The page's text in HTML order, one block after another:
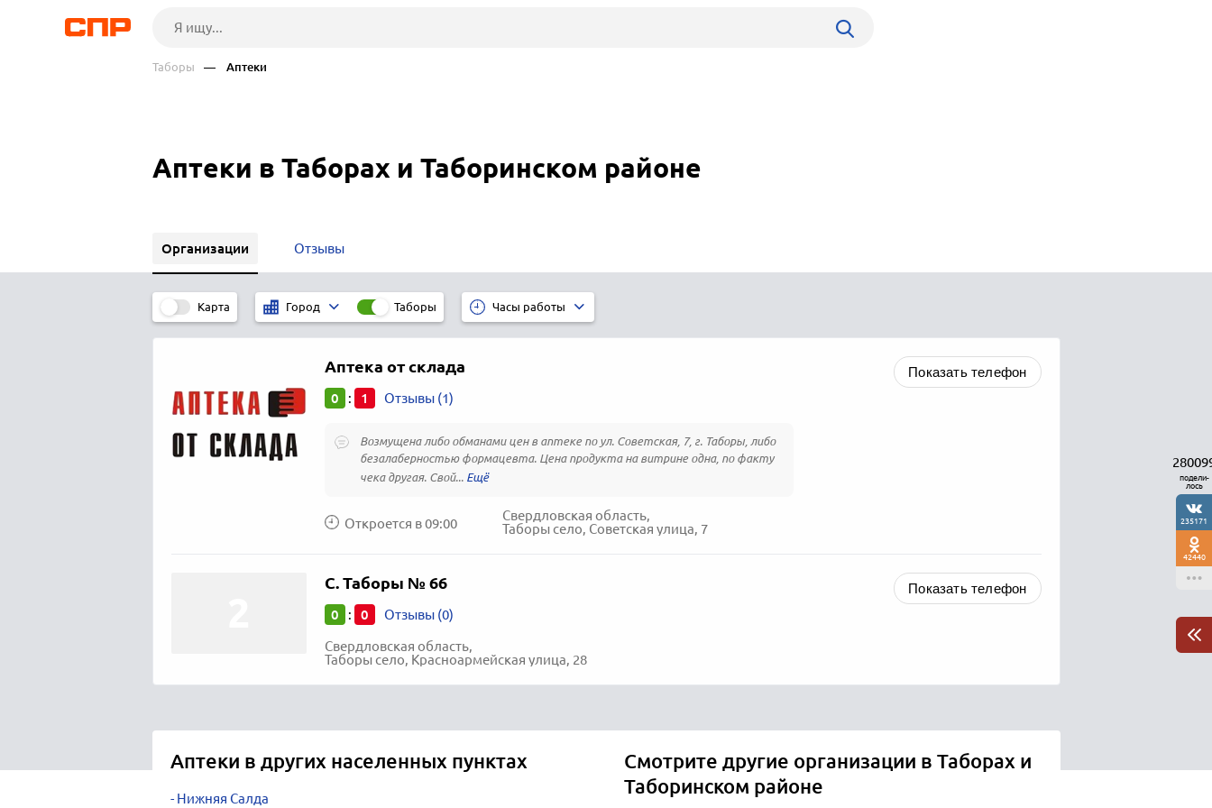
Таборы — Аптеки
Аптеки в Таборах и Таборинском районе
Организации Отзывы
Карта Город Таборы Часы работы
Аптека от склада
0 : 1 Отзывы (1)
Возмущена либо обманами цен в аптеке по ул. Советская, 7, г. Таборы, либо
безалаберностью формацевта. Цена продукта на витрине одна, по факту
чека другая. Свой...
Откроется в 09:00
Свердловская область,
Таборы село, Советская улица, 7
Показать телефон
С. Таборы № 66
0 : 0 Отзывы (0)
Свердловская область,
Таборы село, Красноармейская улица, 28
Показать телефон
Аптеки в других населенных пунктах
Нижняя Салда
Смотрите другие организации в Таборах и
Таборинском районе
подели-
лось
235171
42440